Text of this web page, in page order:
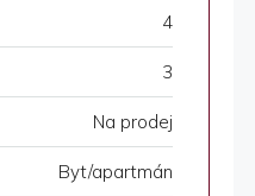
4
3
Na prodej
Byt/apartmán